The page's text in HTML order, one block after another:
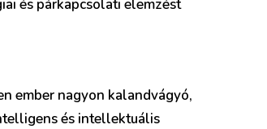
és párkapcsolati elemzést
ember nagyon kalandvágyó,
és intellektuális